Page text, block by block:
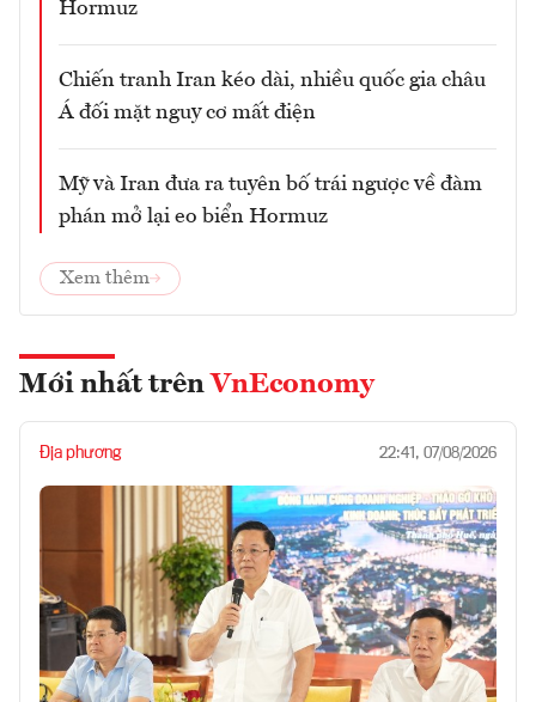
Hormuz
Chiến tranh Iran kéo dài, nhiều quốc gia châu
Á đối mặt nguy cơ mất điện
Mỹ và Iran đưa ra tuyên bố trái ngược về đàm
phán mở lại eo biển Hormuz
Xem thêm
Mới nhất trên VnEconomy
Địa phương 22:41, 07/08/2026